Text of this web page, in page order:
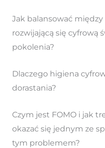
Jak balansować
rozwijającą się cyfrową
pokolenia?
Dlaczego higiena
dorastania?
Czym jest FOMO i jak
okazać się jednym ze
tym problemem?